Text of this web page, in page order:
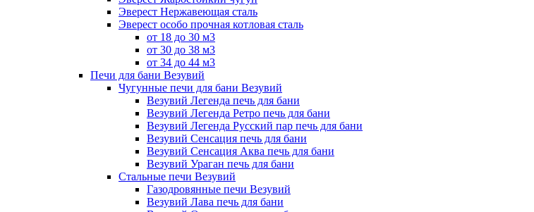
Эверест Нержавеющая сталь
Эверест особо прочная котловая сталь
от 18 до 30 м3
от 30 до 38 м3
от 34 до 44 м3
Печи для бани Везувий
Чугунные печи для бани Везувий
Везувий Легенда печь для бани
Везувий Легенда Ретро печь для бани
Везувий Легенда Русский пар печь для бани
Везувий Сенсация печь для бани
Везувий Сенсация Аква печь для бани
Везувий Ураган печь для бани
Стальные печи Везувий
Газодровянные печи Везувий
Везувий Лава печь для бани